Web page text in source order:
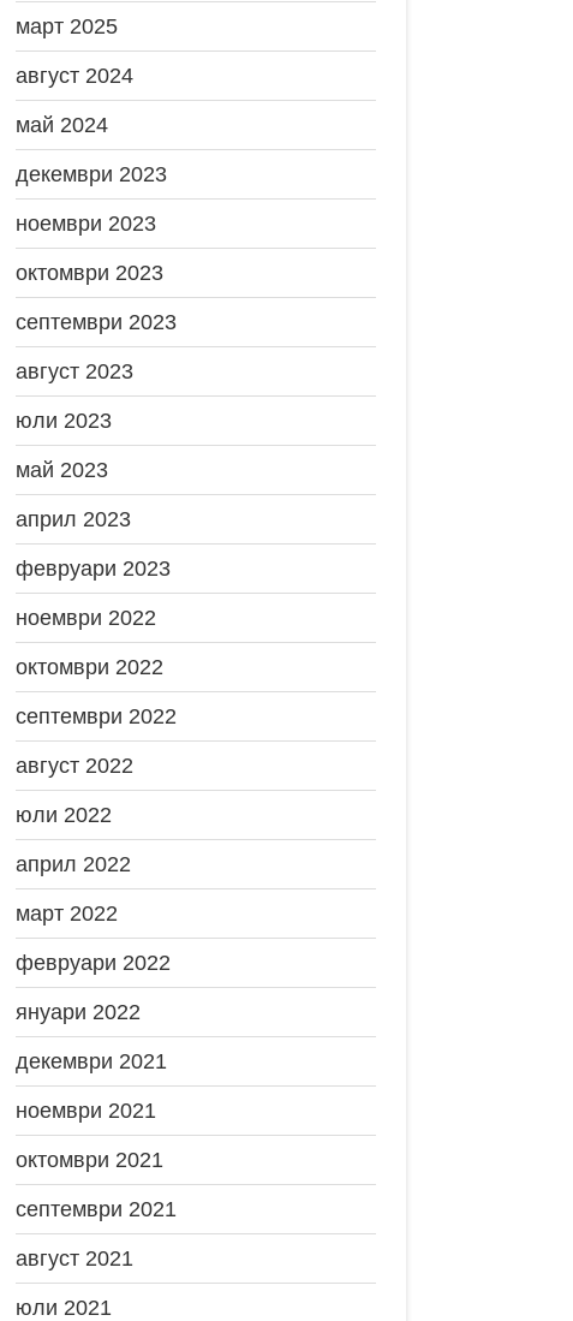
март 2025
август 2024
май 2024
декември 2023
ноември 2023
октомври 2023
септември 2023
август 2023
юли 2023
май 2023
април 2023
февруари 2023
ноември 2022
октомври 2022
септември 2022
август 2022
юли 2022
април 2022
март 2022
февруари 2022
януари 2022
декември 2021
ноември 2021
октомври 2021
септември 2021
август 2021
юли 2021